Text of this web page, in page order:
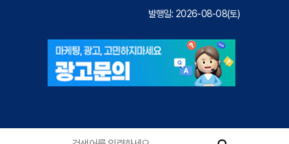
발행일: 2026-08-08(토)